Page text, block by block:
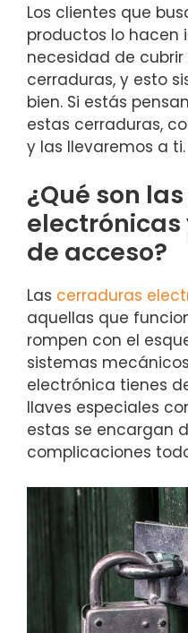
Los clientes que
productos lo hacen
necesidad de
cerraduras, y esto
bien. Si estás
estas cerraduras,
y las llevaremos a ti.
¿Qué son
electrónicas
de acceso?
Las cerraduras
aquellas que
rompen con el
sistemas
electrónica tienes
llaves especiales
estas se encargan
complicaciones